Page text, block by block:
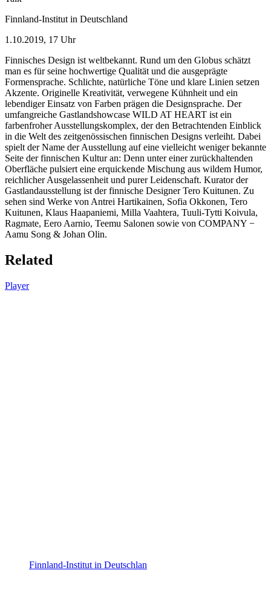
Finnland-Institut in Deutschland
1.10.2019, 17 Uhr
Finnisches Design ist weltbekannt. Rund um den Globus schätzt
man es für seine hochwertige Qualität und die ausgeprägte
Formensprache. Schlichte, natürliche Töne und klare Linien setzen
Akzente. Originelle Kreativität, verwegene Kühnheit und ein
lebendiger Einsatz von Farben prägen die Designsprache. Der
umfangreiche Gastlandshowcase WILD AT HEART ist ein
farbenfroher Ausstellungskomplex, der den Betrachtenden Einblick
in die Welt des zeitgenössischen finnischen Designs verleiht. Dabei
spielt der Name der Ausstellung auf eine vielleicht weniger bekannte
Seite der finnischen Kultur an: Denn unter einer zurückhaltenden
Oberfläche pulsiert eine erquickende Mischung aus wildem Humor,
reichli­cher Ausgelassenheit und purer Leidenschaft. Kurator der
Gastlandausstellung ist der finnische Designer Tero Kuitunen. Zu
sehen sind Werke von Antrei Hartikainen, Sofia Okkonen, Tero
Kuitunen, Klaus Haapaniemi, Milla Vaahtera, Tuuli­-Tytti Koivula,
Ragmate, Eero Aarnio, Teemu Salonen sowie von COMPANY −
Aamu Song & Johan Olin.
Related
Player
Finnland-Institut in Deutschlan